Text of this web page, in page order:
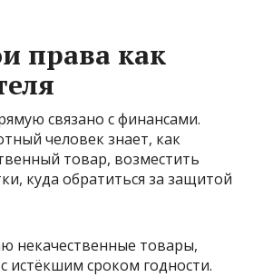
права как
связано с финансами.
человек знает, как
товар, возместить
куда обратиться за защитой
некачественные товары,
истёкшим сроком годности.